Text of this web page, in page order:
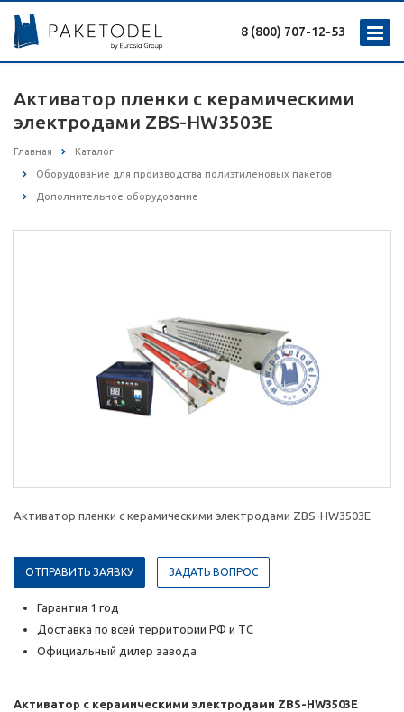
8 (800) 707-12-53
Активатор пленки с керамическими
электродами ZBS-HW3503E
Главная Каталог
Оборудование для производства полиэтиленовых пакетов
Дополнительное оборудование
Активатор пленки с керамическими электродами ZBS-HW3503E
ОТПРАВИТЬ ЗАЯВКУ ЗАДАТЬ ВОПРОС
Гарантия 1 год
Доставка по всей территории РФ и ТС
Официальный дилер завода
Активатор с керамическими электродами ZBS-HW3503E